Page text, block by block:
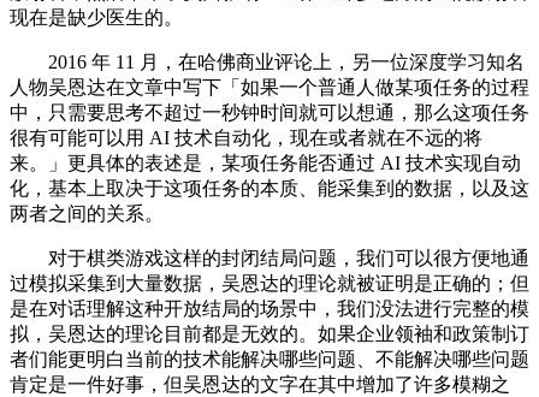
现在是缺少医生的。
2016 年 11 月，在哈佛商业评论上，另一位深度学习知名
人物吴恩达在文章中写下「如果一个普通人做某项任务的过程
中，只需要思考不超过一秒钟时间就可以想通，那么这项任务
很有可能可以用 AI 技术自动化，现在或者就在不远的将
来。」更具体的表述是，某项任务能否通过 AI 技术实现自动
化，基本上取决于这项任务的本质、能采集到的数据，以及这
两者之间的关系。
对于棋类游戏这样的封闭结局问题，我们可以很方便地通
过模拟采集到大量数据，吴恩达的理论就被证明是正确的；但
是在对话理解这种开放结局的场景中，我们没法进行完整的模
拟，吴恩达的理论目前都是无效的。如果企业领袖和政策制订
者们能更明白当前的技术能解决哪些问题、不能解决哪些问题
肯定是一件好事，但吴恩达的文字在其中增加了许多模糊之